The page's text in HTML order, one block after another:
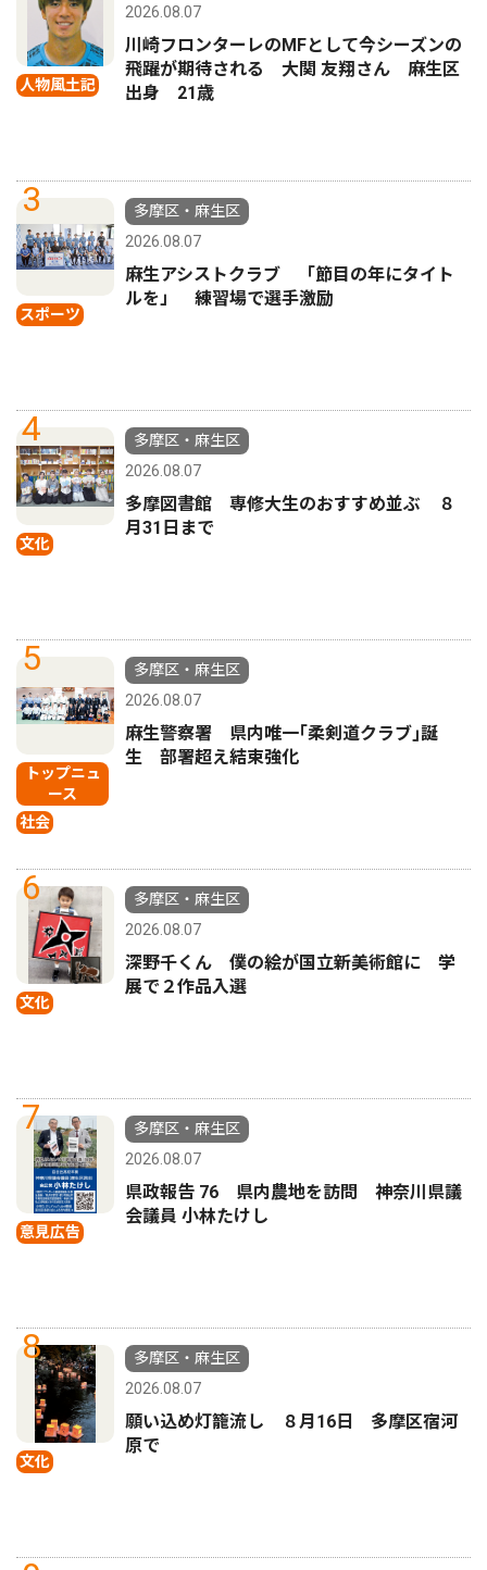
人物風土記
2026.08.07
川崎フロンターレのMFとして今シーズンの
飛躍が期待される 大関 友翔さん 麻生区
出身 21歳
3
スポーツ
多摩区・麻生区
2026.08.07
麻生アシストクラブ 「節目の年にタイト
ルを」 練習場で選手激励
4
文化
多摩区・麻生区
2026.08.07
多摩図書館 専修大生のおすすめ並ぶ ８
月31日まで
5
トップニュ
ース
社会
多摩区・麻生区
2026.08.07
麻生警察署 県内唯一｢柔剣道クラブ｣誕
生 部署超え結束強化
6
文化
多摩区・麻生区
2026.08.07
深野千くん 僕の絵が国立新美術館に 学
展で２作品入選
7
意見広告
多摩区・麻生区
2026.08.07
県政報告 76 県内農地を訪問 神奈川県議
会議員 小林たけし
8
文化
多摩区・麻生区
2026.08.07
願い込め灯籠流し ８月16日 多摩区宿河
原で